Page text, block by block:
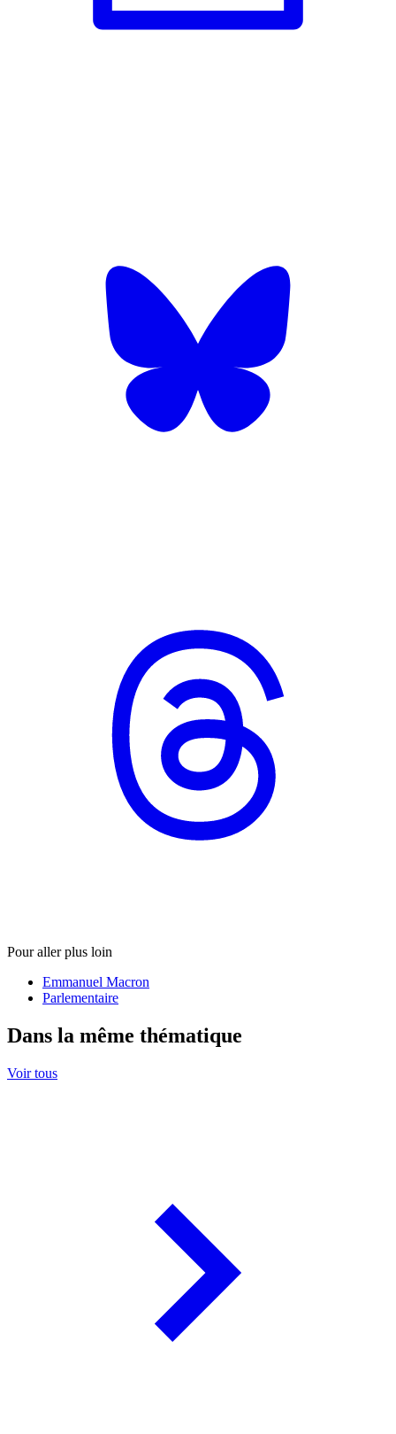
Pour aller plus loin
Emmanuel Macron
Parlementaire
Dans la même thématique
Voir tous